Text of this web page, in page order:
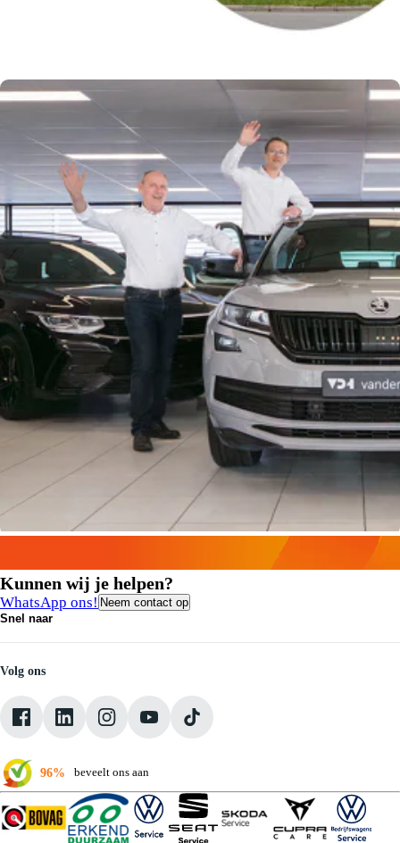
Kunnen wij je helpen?
WhatsApp ons! Neem contact op
Snel naar
Medewerkers
Onze servicebeloften
Pechhulp
Klantbeoordelingen
Verkoopvoorwaarden
Volg ons
96% beveelt ons aan